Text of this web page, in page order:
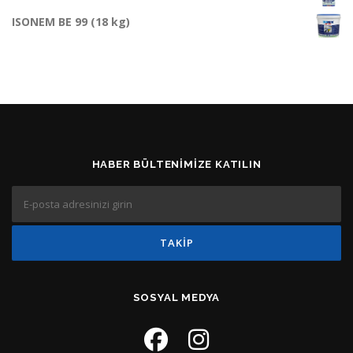
ISONEM BE 99 (18 kg)
HABER BÜLTENIMIZE KATILIN
SOSYAL MEDYA